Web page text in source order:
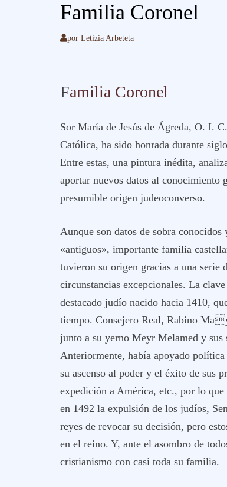
Familia Coronel
por Letizia Arbeteta
Familia Coronel
Sor María de Jesús de Ágreda, O. I.
Católica, ha sido honrada durante
Entre estas, una pintura inédita,
aportar nuevos datos al conocimiento
presumible origen judeoconverso.
Aunque son datos de sobra
«antiguos», importante familia
tuvieron su origen gracias a una serie
circunstancias excepcionales. La
destacado judío nacido hacia 1410,
tiempo. Consejero Real, Rabino
junto a su yerno Meyr Melamed y
Anteriormente, había apoyado
su ascenso al poder y el éxito de sus
expedición a América, etc., por lo que
en 1492 la expulsión de los judíos,
reyes de revocar su decisión, pero
en el reino. Y, ante el asombro de
cristianismo con casi toda su familia.